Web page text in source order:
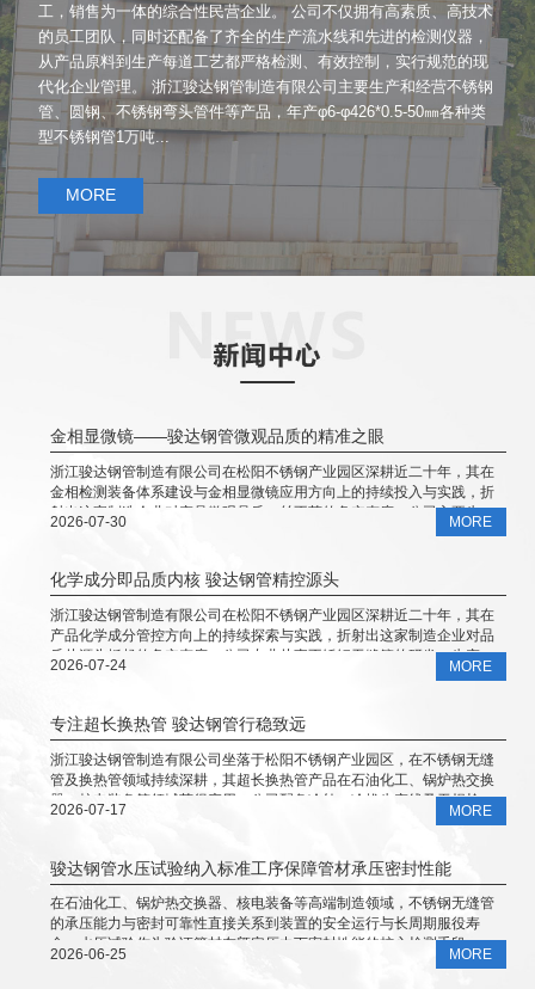
工，销售为一体的综合性民营企业。 公司不仅拥有高素质、高技术
的员工团队，同时还配备了齐全的生产流水线和先进的检测仪器，
从产品原料到生产每道工艺都严格检测、有效控制，实行规范的现
代化企业管理。 浙江骏达钢管制造有限公司主要生产和经营不锈钢
管、圆钢、不锈钢弯头管件等产品，年产φ6-φ426*0.5-50㎜各种类
型不锈钢管1万吨...
MORE
金相显微镜——骏达钢管微观品质的精准之眼
浙江骏达钢管制造有限公司在松阳不锈钢产业园区深耕近二十年，其在
金相检测装备体系建设与金相显微镜应用方向上的持续投入与实践，折
射出这家制造企业对产品微观品质一丝不苟的务实态度。公司主要生产
和经营不锈钢无缝管、圆钢、不锈钢弯头管件等产品，广泛应用于石油
微镜的技术内涵及企业实践等角度，呈现骏达钢管在该领域的务实探索
与稳步发展。
2026-07-30 MORE
化学成分即品质内核 骏达钢管精控源头
浙江骏达钢管制造有限公司在松阳不锈钢产业园区深耕近二十年，其在
产品化学成分管控方向上的持续探索与实践，折射出这家制造企业对品
质从源头抓起的务实态度。公司专业从事不锈钢无缝管的研发、生产与
销售，产品在石油化工、锅炉热交换器、核电装备、医药食品机械等领
呈现骏达钢管在该领域的务实探索与稳步发展。
2026-07-24 MORE
专注超长换热管 骏达钢管行稳致远
浙江骏达钢管制造有限公司坐落于松阳不锈钢产业园区，在不锈钢无缝
管及换热管领域持续深耕，其超长换热管产品在石油化工、锅炉热交换
器、核电装备等领域获得应用。公司配备冷轧、冷拔生产线及无损检测
设备，材质覆盖奥氏体不锈钢、双相不锈钢等系列。本文从超长换热管
与稳步发展。
2026-07-17 MORE
骏达钢管水压试验纳入标准工序保障管材承压密封性能
在石油化工、锅炉热交换器、核电装备等高端制造领域，不锈钢无缝管
的承压能力与密封可靠性直接关系到装置的安全运行与长周期服役寿
命。水压试验作为验证管材在额定压力下密封性能的核心检测手段，已
被纳入浙江骏达钢管制造有限公司从生产到出厂的全流程质量管控体系
2026-06-25 MORE